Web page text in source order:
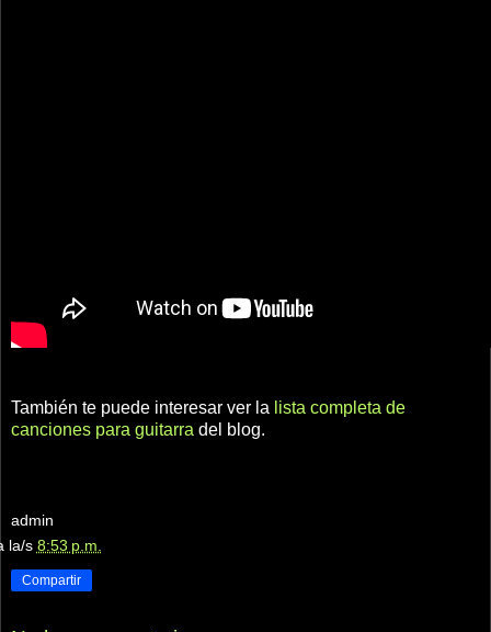
También te puede interesar ver la lista completa de
canciones para guitarra del blog.
admin
la/s 8:53 p.m.
Compartir